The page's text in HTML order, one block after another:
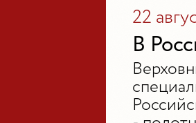
22
В